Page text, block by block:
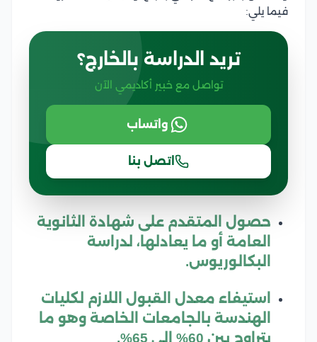
فيما يلي:
تريد الدراسة بالخارج؟
تواصل مع خبير أكاديمي الآن
واتساب
اتصل بنا
حصول المتقدم على شهادة الثانوية
العامة أو ما يعادلها، لدراسة
البكالوريوس.
استيفاء معدل القبول اللازم لكليات
الهندسة بالجامعات الخاصة وهو ما
يتراوح بين 60% إلى 65%.